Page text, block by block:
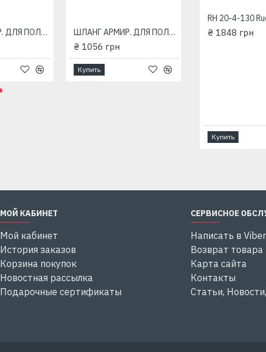
ШЛАНГ АРМИР. ДЛЯ ПОЛИВА METEOR 1/2" 30m 3bar ШЛАНГ АРМИР. ДЛЯ ПОЛИВА METEOR 3/4" 20m 3bar
₴ 1056 грн
Купить
₴ 6045 грн ₴ 1848 грн
Купить
МОЙ КАБИНЕТ
Мой кабинет
История заказов
Корзина покупок
Новостная рассылка
Подарочные сертификаты
СЕРВИСНОЕ
Написать в Viber
Возврат товара
Карта сайта
Контакты
Статьи,